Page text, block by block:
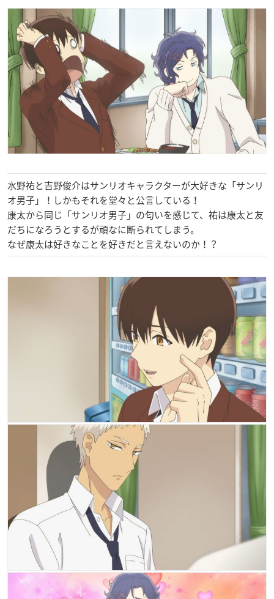
水野祐と吉野俊介はサンリオキャラクターが大好きな「サンリ
オ男子」！しかもそれを堂々と公言している！
康太から同じ「サンリオ男子」の匂いを感じて、祐は康太と友
だちになろうとするが頑なに断られてしまう。
なぜ康太は好きなことを好きだと言えないのか！？